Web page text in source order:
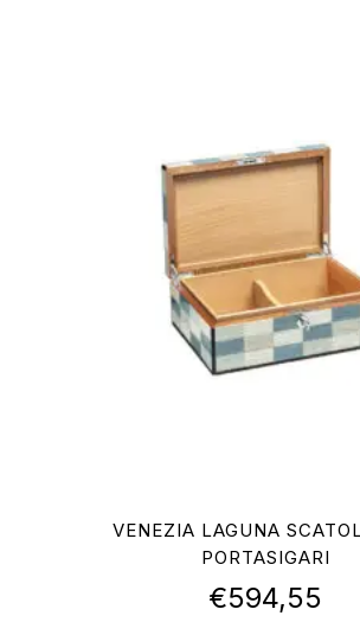
VENEZIA LAGUNA
PORTASIGARI
€594,55